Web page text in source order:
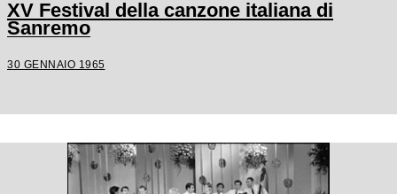
XV Festival della canzone italiana di
Sanremo
30 GENNAIO 1965